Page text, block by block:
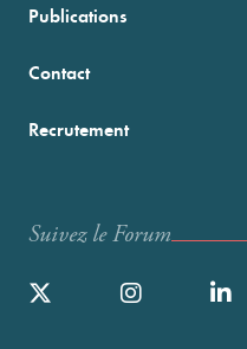
Publications
Contact
Recrutement
Suivez le Forum